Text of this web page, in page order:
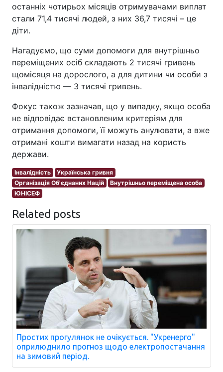
останніх чотирьох місяців отримувачами виплат
стали 71,4 тисячі людей, з них 36,7 тисячі – це
діти.
Нагадуємо, що суми допомоги для внутрішньо
переміщених осіб складають 2 тисячі гривень
щомісяця на дорослого, а для дитини чи особи з
інвалідністю — 3 тисячі гривень.
Фокус також зазначав, що у випадку, якщо особа
не відповідає встановленим критеріям для
отримання допомоги, її можуть анулювати, а вже
отримані кошти вимагати назад на користь
держави.
Інвалідність
Українська гривня
Організація Об'єднаних Націй
Внутрішньо переміщена особа
ЮНІСЕФ
Related posts
Простих прогулянок не очікується. "Укренерго"
оприлюднило прогноз щодо електропостачання
на зимовий період.